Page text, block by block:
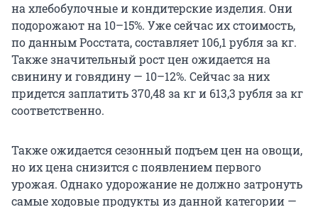
на хлебобулочные и кондитерские изделия. Они
подорожают на 10–15%. Уже сейчас их стоимость,
по данным Росстата, составляет 106,1 рубля за кг.
Также значительный рост цен ожидается на
свинину и говядину — 10–12%. Сейчас за них
придется заплатить 370,48 за кг и 613,3 рубля за кг
соответственно.
Также ожидается сезонный подъем цен на овощи,
но их цена снизится с появлением первого
урожая. Однако удорожание не должно затронуть
самые ходовые продукты из данной категории —